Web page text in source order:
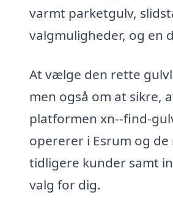
varmt parketgulv,
valgmuligheder, og
At vælge den rette
men også om at sikre,
platformen xn--find-
opererer i Esrum og
tidligere kunder samt
valg for dig.